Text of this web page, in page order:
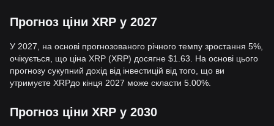
Прогноз ціни XRP у 2027
У 2027, на основі прогнозованого річного темпу зростання 5%,
очікується, що ціна XRP (XRP) досягне $1.63. На основі цього
прогнозу сукупний дохід від інвестицій від того, що ви
утримуєте XRPдо кінця 2027 може скласти 5.00%.
Прогноз ціни XRP у 2030